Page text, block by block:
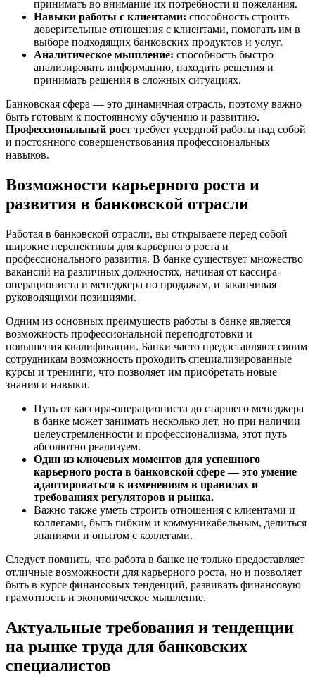
принимать во внимание их потребности и пожелания.
Навыки работы с клиентами: способность строить
доверительные отношения с клиентами, помогать им в
выборе подходящих банковских продуктов и услуг.
Аналитическое мышление: способность быстро
анализировать информацию, находить решения и
принимать решения в сложных ситуациях.
Банковская сфера — это динамичная отрасль, поэтому важно
быть готовым к постоянному обучению и развитию.
Профессиональный рост требует усердной работы над собой
и постоянного совершенствования профессиональных
навыков.
Возможности карьерного роста и
развития в банковской отрасли
Работая в банковской отрасли, вы открываете перед собой
широкие перспективы для карьерного роста и
профессионального развития. В банке существует множество
вакансий на различных должностях, начиная от кассира-
операциониста и менеджера по продажам, и заканчивая
руководящими позициями.
Одним из основных преимуществ работы в банке является
возможность профессиональной переподготовки и
повышения квалификации. Банки часто предоставляют своим
сотрудникам возможность проходить специализированные
курсы и тренинги, что позволяет им приобретать новые
знания и навыки.
Путь от кассира-операциониста до старшего менеджера
в банке может занимать несколько лет, но при наличии
целеустремленности и профессионализма, этот путь
абсолютно реализуем.
Один из ключевых моментов для успешного
карьерного роста в банковской сфере — это умение
адаптироваться к изменениям в правилах и
требованиях регуляторов и рынка.
Важно также уметь строить отношения с клиентами и
коллегами, быть гибким и коммуникабельным, делиться
знаниями и опытом с коллегами.
Следует помнить, что работа в банке не только предоставляет
отличные возможности для карьерного роста, но и позволяет
быть в курсе финансовых тенденций, развивать финансовую
грамотность и экономическое мышление.
Актуальные требования и тенденции
на рынке труда для банковских
специалистов